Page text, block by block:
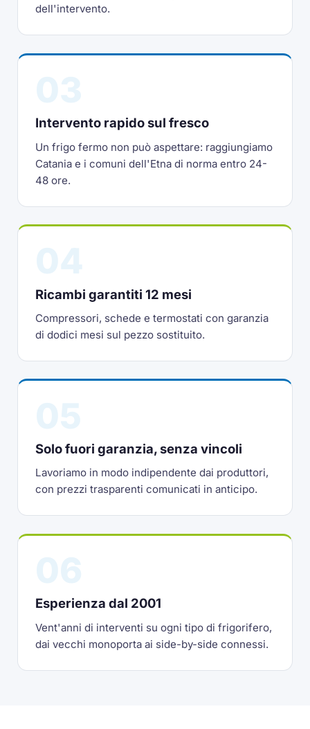
dell'intervento.
Intervento rapido sul fresco
Un frigo fermo non può aspettare: raggiungiamo
Catania e i comuni dell'Etna di norma entro 24-
48 ore.
Ricambi garantiti 12 mesi
Compressori, schede e termostati con garanzia
di dodici mesi sul pezzo sostituito.
Solo fuori garanzia, senza vincoli
Lavoriamo in modo indipendente dai produttori,
con prezzi trasparenti comunicati in anticipo.
Esperienza dal 2001
Vent'anni di interventi su ogni tipo di frigorifero,
dai vecchi monoporta ai side-by-side connessi.